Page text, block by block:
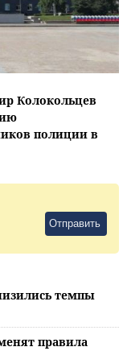
Колокольцев
полиции в
Отправить
темпы
правила